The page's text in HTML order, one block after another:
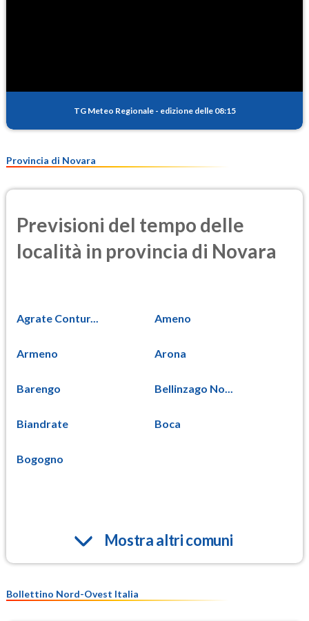
TG Meteo Regionale - edizione delle 08:15
Provincia di Novara
Previsioni del tempo delle
località in provincia di Novara
Agrate Contur... Ameno
Armeno Arona
Barengo Bellinzago No...
Biandrate Boca
Bogogno
Mostra altri comuni
Bollettino Nord-Ovest Italia